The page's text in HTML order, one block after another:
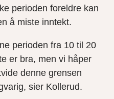
perioden foreldre kan
å miste inntekt.
perioden fra 10 til 20
er bra, men vi håper
denne grensen
sier Kollerud.